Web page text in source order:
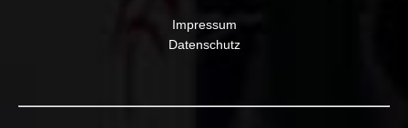
Impressum
Datenschutz